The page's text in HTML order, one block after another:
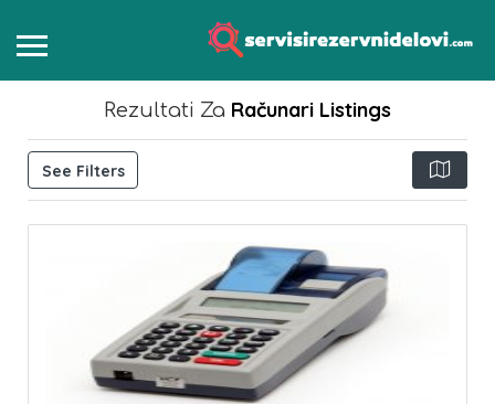
Rezultati Za Računari Listings
See Filters